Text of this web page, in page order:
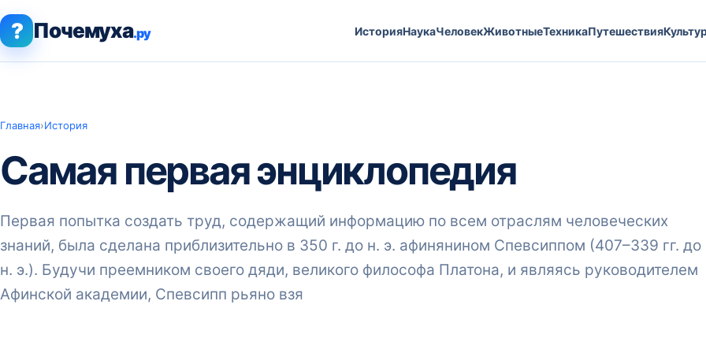
? Почемуха.ру ИсторияНаукаЧеловекЖивотныеТехникаПутешествия
Главная›История
Самая первая энциклопедия
Первая попытка создать труд, содержащий информацию по всем отраслям человеческих
знаний, была сделана приблизительно в 350 г. до н. э. афинянином Спевсиппом (407–339 гг. до
н. э.). Будучи преемником своего дяди, великого философа Платона, и являясь руководителем
Афинской академии, Спевсипп рьяно взя